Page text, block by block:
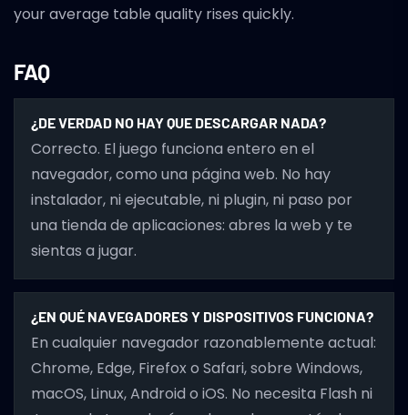
your average table quality rises quickly.
FAQ
¿DE VERDAD NO HAY QUE DESCARGAR NADA?
Correcto. El juego funciona entero en el
navegador, como una página web. No hay
instalador, ni ejecutable, ni plugin, ni paso por
una tienda de aplicaciones: abres la web y te
sientas a jugar.
¿EN QUÉ NAVEGADORES Y DISPOSITIVOS FUNCIONA?
En cualquier navegador razonablemente actual:
Chrome, Edge, Firefox o Safari, sobre Windows,
macOS, Linux, Android o iOS. No necesita Flash ni